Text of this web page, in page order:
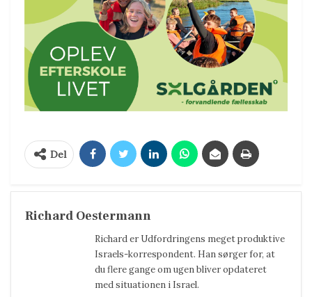
Del
Richard Oestermann
Richard er Udfordringens meget produktive
Israels-korrespondent. Han sørger for, at
du flere gange om ugen bliver opdateret
med situationen i Israel.